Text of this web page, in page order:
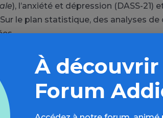
), l’anxiété et dépression (DASS-21)
le plan statistique, des analyses
principaux à
est liée à l’UPS, plus on tolère mal
problématique du smartphone. Deux
À découvrir
Forum